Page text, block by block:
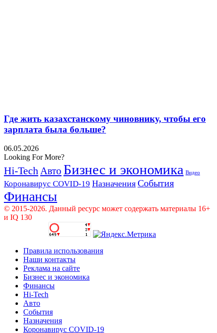
Где жить казахстанскому чиновнику, чтобы его
зарплата была больше?
06.05.2026
Looking For More?
Hi-Tech Авто Бизнес и экономика Видео
Коронавирус COVID-19 Назначения События
Финансы
© 2015-2026. Данный ресурс может содержать материалы 16+
и IQ 130
Правила использования
Наши контакты
Реклама на сайте
Бизнес и экономика
Финансы
Hi-Tech
Авто
События
Назначения
Коронавирус COVID-19